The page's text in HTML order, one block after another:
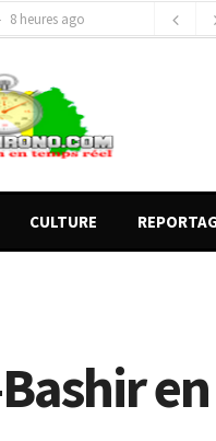
8 heures ago
Services spéciaux
CULTURE